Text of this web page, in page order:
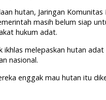
hutan, Jaringan Komunitas
masih belum siap
hukum adat.
melepaskan hutan
nasional.
enggak mau hutan itu